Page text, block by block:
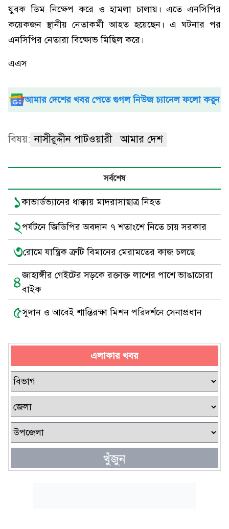
যুবক ডিম নিক্ষেপ করে ও হামলা চালায়। এতে এনসিপির
কয়েকজন স্থানীয় নেতাকর্মী আহত হয়েছেন। এ ঘটনার পর
এনসিপির নেতারা বিক্ষোভ মিছিল করে।
এএস
আমার দেশের খবর পেতে গুগল নিউজ চ্যানেল ফলো করুন
বিষয়: নাসীরুদ্দীন পাটওয়ারী আমার দেশ
সর্বশেষ
১কাভার্ডভ্যানের ধাক্কায় মাদরাসাছাত্র নিহত
২পর্যটনে জিডিপির অবদান ৭ শতাংশে নিতে চায় সরকার
৩রোমে যান্ত্রিক ত্রুটি বিমানের মেরামতের কাজ চলছে
৪জাহাঙ্গীর গেইটের সড়কে রক্তাক্ত লাশের পাশে ভাঙাচোরা
বাইক
৫সুদান ও আবেই শান্তিরক্ষা মিশন পরিদর্শনে সেনাপ্রধান
এলাকার খবর
খুঁজুন